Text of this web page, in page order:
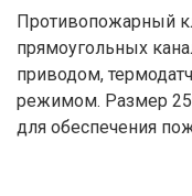
Противопожарный
прямоугольных
приводом,
режимом. Размер
для обеспечения